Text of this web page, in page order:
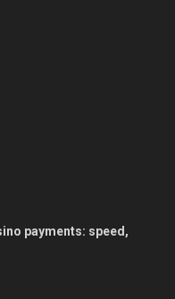
payments: speed,